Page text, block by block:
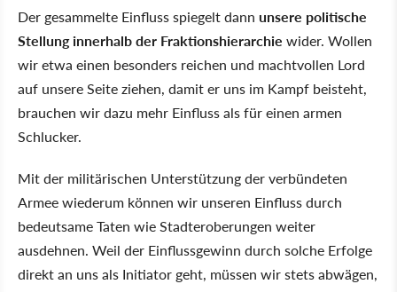
Der gesammelte Einfluss spiegelt dann unsere politische
Stellung innerhalb der Fraktionshierarchie wider. Wollen
wir etwa einen besonders reichen und machtvollen Lord
auf unsere Seite ziehen, damit er uns im Kampf beisteht,
brauchen wir dazu mehr Einfluss als für einen armen
Schlucker.
Mit der militärischen Unterstützung der verbündeten
Armee wiederum können wir unseren Einfluss durch
bedeutsame Taten wie Stadteroberungen weiter
ausdehnen. Weil der Einflussgewinn durch solche Erfolge
direkt an uns als Initiator geht, müssen wir stets abwägen,